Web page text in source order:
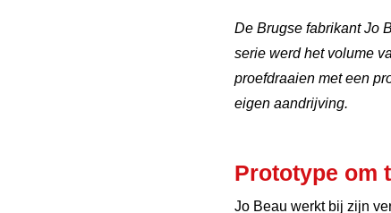
De Brugse fabrikant Jo
serie werd het volume
proefdraaien met een
eigen aandrijving.
Prototype om
Jo Beau werkt bij zijn